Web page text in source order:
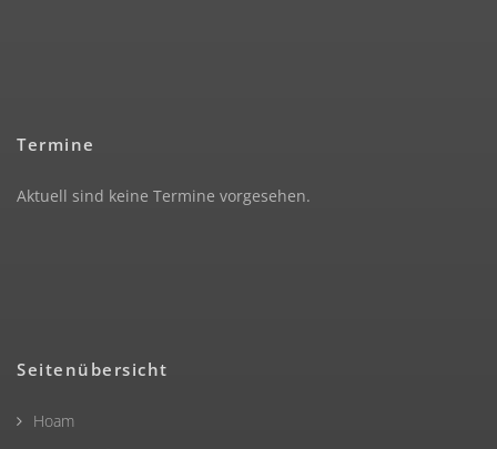
Termine
Aktuell sind keine Termine vorgesehen.
Seitenübersicht
Hoam